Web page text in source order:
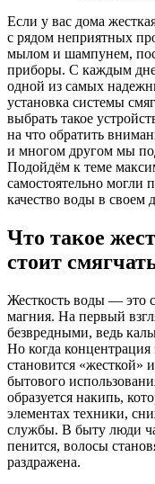
Если у вас дома
с рядом неприятных
мылом и шампунем,
приборы. С каждым
одной из самых
установка системы
выбрать такое
на что обратить
и многом другом мы
Подойдём к теме
самостоятельно могли
качество воды в своем
Что такое
стоит
Жесткость воды — это
магния. На первый
безвредными, ведь
Но когда
становится «жесткой»
бытового
образуется накипь,
элементах техники,
службы. В быту люди
пенится, волосы
раздражена.